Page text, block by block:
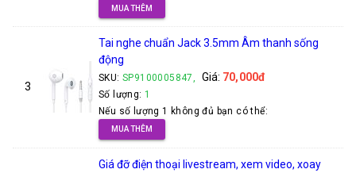
MUA THÊM
3
Tai nghe chuẩn Jack 3.5mm Âm thanh sống
động
SKU: SP9100005847, Giá: 70,000đ
Số lượng: 1
Nếu số lượng 1 không đủ bạn có thể:
MUA THÊM
Giá đỡ điện thoại livestream, xem video, xoay